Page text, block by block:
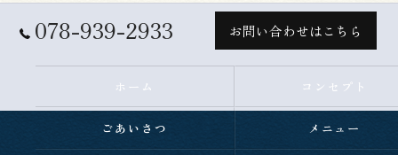
078-939-2933 お問い合わせはこちら
ホーム コンセプト
ごあいさつ メニュー